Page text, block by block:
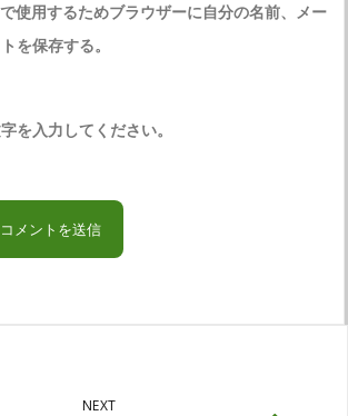
使用するためブラウザーに自分の名前、メー
を保存する。
を入力してください。
NEXT